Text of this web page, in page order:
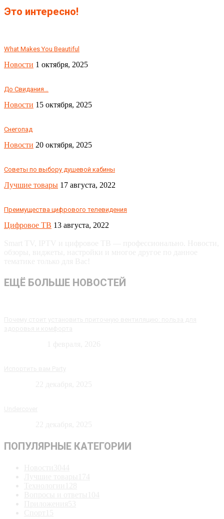
Это интересно!
What Makes You Beautiful
Новости 1 октября, 2025
До Свидания…
Новости 15 октября, 2025
Снегопад
Новости 20 октября, 2025
Советы по выбору душевой кабины
Лучшие товары 17 августа, 2022
Преимущества цифрового телевидения
Цифровое ТВ 13 августа, 2022
ЕЩЁ БОЛЬШЕ НОВОСТЕЙ
ПОПУЛЯРНЫЕ КАТЕГОРИИ